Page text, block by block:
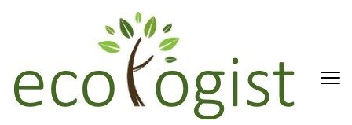
Enter)